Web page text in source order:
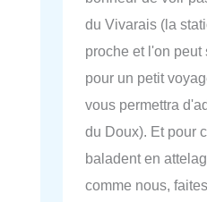
du Vivarais (la
proche et l'on peut
pour un petit
vous permettra
du Doux). Et pour
baladent en
comme nous,